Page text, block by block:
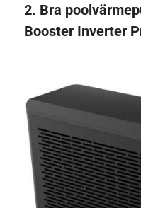
2. Bra
Booster Inverter